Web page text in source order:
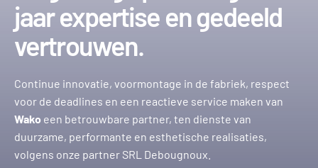
jaar expertise en gedeeld
vertrouwen.
Continue innovatie, voormontage in de fabriek, respect
voor de deadlines en een reactieve service maken van
Wako een betrouwbare partner, ten dienste van
duurzame, performante en esthetische realisaties,
volgens onze partner SRL Debougnoux.